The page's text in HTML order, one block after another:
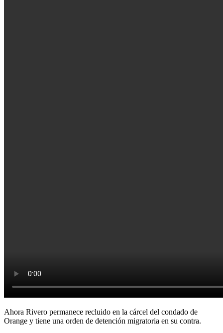
Ahora Rivero permanece recluido en la cárcel del condado de
Orange y tiene una orden de detención migratoria en su contra.